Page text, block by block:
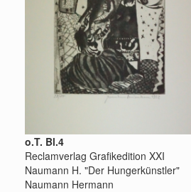
o.T. Bl.4
Reclamverlag Grafikedition XXI
Naumann H. "Der Hungerkünstler"
Naumann Hermann